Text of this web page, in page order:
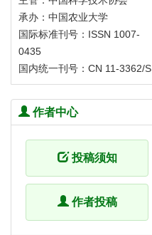
承办：中国农业大学
国际标准刊号：ISSN 1007-
0435
国内统一刊号：CN 11-3362/S
作者中心
投稿须知
作者投稿